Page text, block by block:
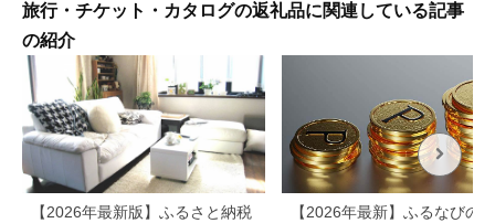
旅行・チケット・カタログの返礼品に関連している記事
の紹介
【2026年最新版】ふるさと納税
【2026年最新】ふるなびの